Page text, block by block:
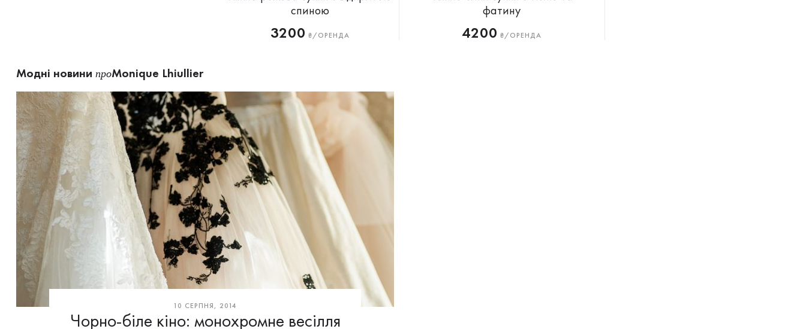
спиною
3200 ₴/ОРЕНДА
фатину
4200 ₴/ОРЕНДА
Модні новини проMonique Lhiullier
10 СЕРПНЯ, 2014
Чорно-біле кіно: монохромне весілля